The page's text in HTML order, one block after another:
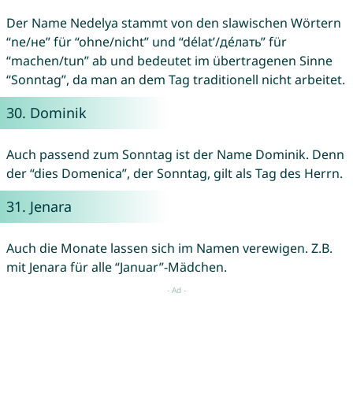
Der Name Nedelya stammt von den slawischen Wörtern
“ne/не” für “ohne/nicht” und “délatʹ/де́лать” für
“machen/tun” ab und bedeutet im übertragenen Sinne
“Sonntag”, da man an dem Tag traditionell nicht arbeitet.
30. Dominik
Auch passend zum Sonntag ist der Name Dominik. Denn
der “dies Domenica”, der Sonntag, gilt als Tag des Herrn.
31. Jenara
Auch die Monate lassen sich im Namen verewigen. Z.B.
mit Jenara für alle “Januar”-Mädchen.